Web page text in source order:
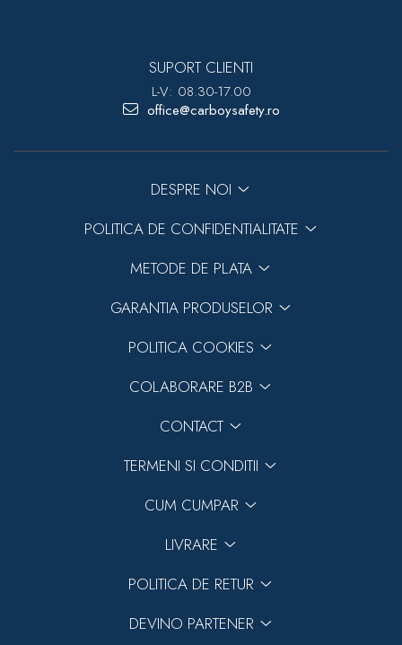
SUPORT CLIENTI
L-V: 08.30-17.00
office@carboysafety.ro
DESPRE NOI
POLITICA DE CONFIDENTIALITATE
METODE DE PLATA
GARANTIA PRODUSELOR
POLITICA COOKIES
COLABORARE B2B
CONTACT
TERMENI SI CONDITII
CUM CUMPAR
LIVRARE
POLITICA DE RETUR
DEVINO PARTENER